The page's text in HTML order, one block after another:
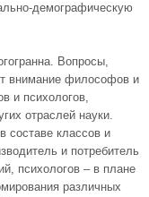
демографическую
Вопросы,
внимание философов и
и психологов,
отраслей науки.
составе классов и
и потребитель
психологов – в плане
различных